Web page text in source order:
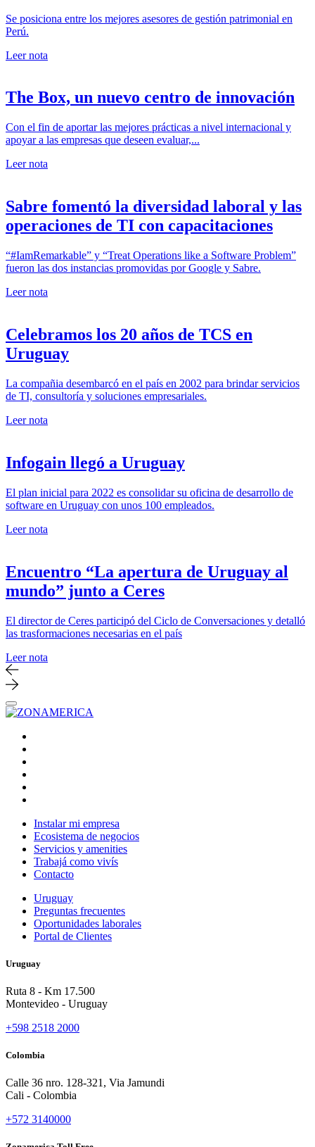
Se posiciona entre los mejores asesores de gestión patrimonial en
Perú.
Leer nota
The Box, un nuevo centro de innovación
Con el fin de aportar las mejores prácticas a nivel internacional y
apoyar a las empresas que deseen evaluar,...
Leer nota
Sabre fomentó la diversidad laboral y las
operaciones de TI con capacitaciones
“#IamRemarkable” y “Treat Operations like a Software Problem”
fueron las dos instancias promovidas por Google y Sabre.
Leer nota
Celebramos los 20 años de TCS en
Uruguay
La compañia desembarcó en el país en 2002 para brindar servicios
de TI, consultoría y soluciones empresariales.
Leer nota
Infogain llegó a Uruguay
El plan inicial para 2022 es consolidar su oficina de desarrollo de
software en Uruguay con unos 100 empleados.
Leer nota
Encuentro “La apertura de Uruguay al
mundo” junto a Ceres
El director de Ceres participó del Ciclo de Conversaciones y detalló
las trasformaciones necesarias en el país
Leer nota
Instalar mi empresa
Ecosistema de negocios
Servicios y amenities
Trabajá como vivís
Contacto
Uruguay
Preguntas frecuentes
Oportunidades laborales
Portal de Clientes
Uruguay
Ruta 8 - Km 17.500
Montevideo - Uruguay
+598 2518 2000
Colombia
Calle 36 nro. 128-321, Via Jamundi
Cali - Colombia
+572 3140000